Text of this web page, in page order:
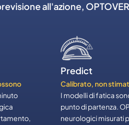
all'azione,
Predict
Calibrato, non
I modelli di fatica
punto di partenza.
neurologici misurati